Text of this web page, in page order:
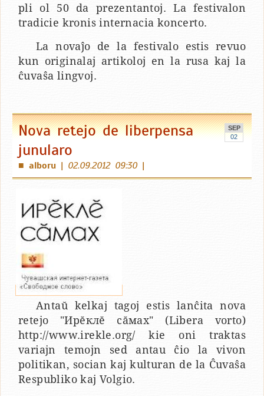
pli ol 50 da prezentantoj. La festivalon
tradicie kronis internacia koncerto.
La novaĵo de la festivalo estis revuo
kun originalaj artikoloj en la rusa kaj la
ĉuvaŝa lingvoj.
SEP
02
Nova retejo de liberpensa
junularo
■ alboru | 02.09.2012 09:30|
Antaŭ kelkaj tagoj estis lanĉita nova
retejo "Ирĕклĕ сăмах" (Libera vorto)
http://www.irekle.org/ kie oni traktas
variajn temojn sed antau ĉio la vivon
politikan, socian kaj kulturan de la Ĉuvaŝa
Respubliko kaj Volgio.